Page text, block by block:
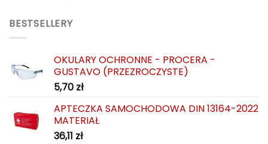
BESTSELLERY
OKULARY OCHRONNE - PROCERA -
GUSTAVO (PRZEZROCZYSTE)
5,70 zł
APTECZKA SAMOCHODOWA DIN 13164-2022
MATERIAŁ
36,11 zł